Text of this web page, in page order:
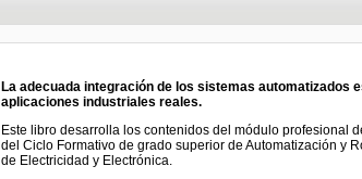
La adecuada integración de los sistemas automatizados
aplicaciones industriales reales.
Este libro desarrolla los contenidos del módulo profesional
del Ciclo Formativo de grado superior de Automatización y
de Electricidad y Electrónica.